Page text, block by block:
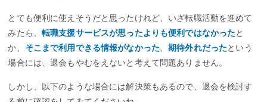
とても便利に使えそうだと思ったけれど、いざ転職活動を進めて
みたら、転職支援サービスが思ったよりも便利ではなかったと
か、 そこまで利用できる情報がなかった、期待外れだったという
場合には、退会もやむをえないと考えて問題ありません。
しかし、以下のような場合には解決策もあるので、退会を検討す